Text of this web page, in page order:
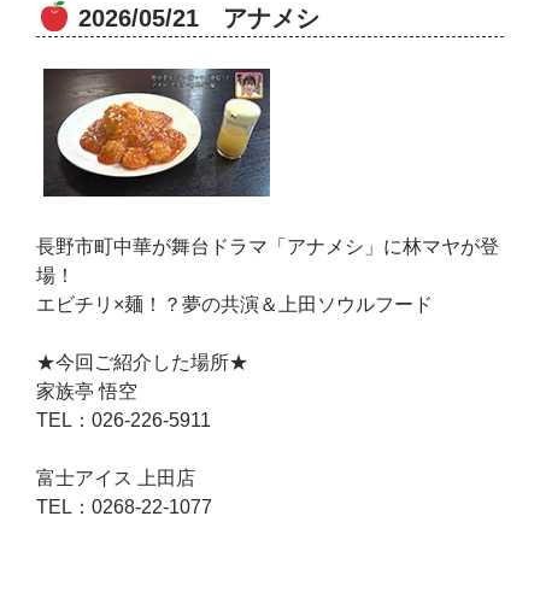
2026/05/21 アナメシ
長野市町中華が舞台ドラマ「アナメシ」に林マヤが登
場！
エビチリ×麺！？夢の共演＆上田ソウルフード
★今回ご紹介した場所★
家族亭 悟空
TEL：026-226-5911
富士アイス 上田店
TEL：0268-22-1077